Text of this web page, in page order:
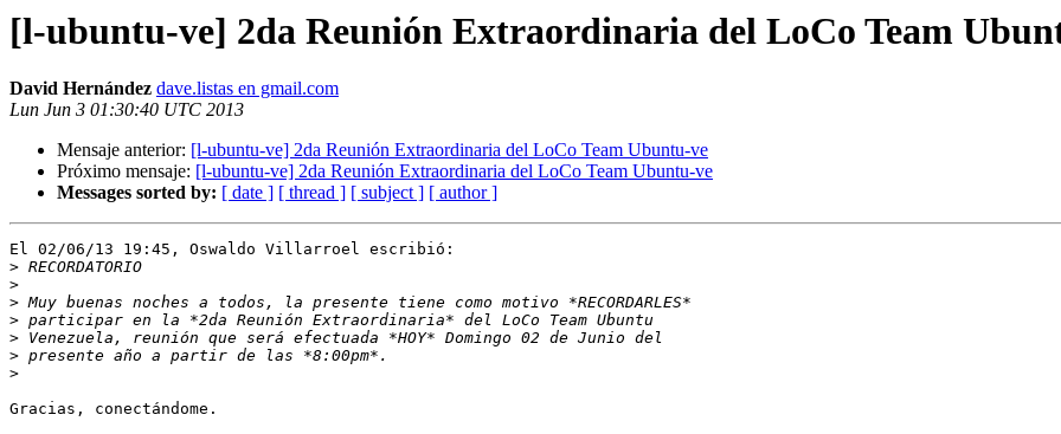
[l-ubuntu-ve] 2da Reunión Extraordinaria del LoCo Team
David Hernández dave.listas en gmail.com
Lun Jun 3 01:30:40 UTC 2013
Mensaje anterior: [l-ubuntu-ve] 2da Reunión Extraordinaria del LoCo Team Ubuntu-ve
Próximo mensaje: [l-ubuntu-ve] 2da Reunión Extraordinaria del LoCo Team Ubuntu-ve
Messages sorted by: [ date ] [ thread ] [ subject ] [ author ]
El 02/06/13 19:45, Oswaldo Villarroel escribió:
>
>
>
>
>
>
>
Gracias, conectándome.